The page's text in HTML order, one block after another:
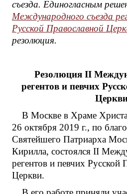
съезда. Единогласным
Международного съезда
Русской Православной
резолюция.
Резолюция II
регентов и певчих
В Москве в Храме
26 октября 2019 г., по
Святейшего Патриарха
Кирилла, состоялся II
регентов и певчих Русской
Церкви.